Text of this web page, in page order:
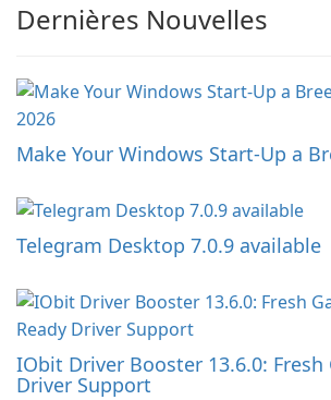
Dernières Nouvelles
Make Your Windows Start-Up a
Telegram Desktop 7.0.9 available
IObit Driver Booster 13.6.0: Fresh
Driver Support